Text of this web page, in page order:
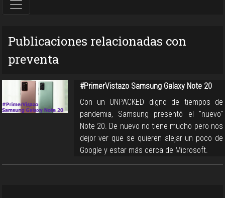
Publicaciones relacionadas con
preventa
#PrimerVistazo Samsung Galaxy Note 20
Con un UNPACKED digno de tiempos de
pandemia, Samsung presentó el "nuevo"
Note 20. De nuevo no tiene mucho pero nos
dejor ver que se quieren alejar un poco de
Google y estar más cerca de Microsoft.